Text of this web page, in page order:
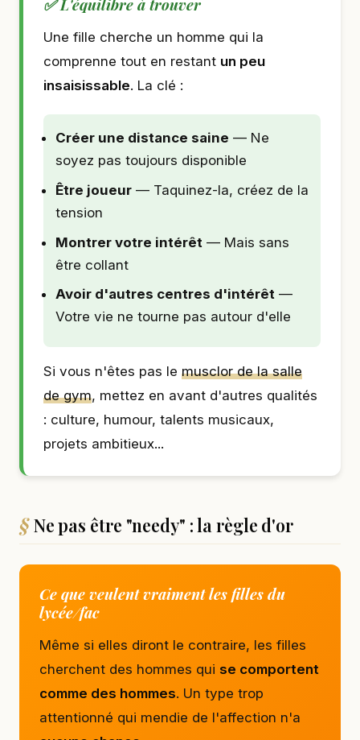
✅ L'équilibre à trouver
Une fille cherche un homme qui la
comprenne tout en restant un peu
insaisissable. La clé :
Créer une distance saine — Ne
soyez pas toujours disponible
Être joueur — Taquinez-la, créez de la
tension
Montrer votre intérêt — Mais sans
être collant
Avoir d'autres centres d'intérêt —
Votre vie ne tourne pas autour d'elle
Si vous n'êtes pas le musclor de la salle
de gym, mettez en avant d'autres qualités
: culture, humour, talents musicaux,
projets ambitieux...
Ne pas être "needy" : la règle d'or
Ce que veulent vraiment les filles du
lycée/fac
Même si elles diront le contraire, les filles
cherchent des hommes qui se comportent
comme des hommes. Un type trop
attentionné qui mendie de l'affection n'a